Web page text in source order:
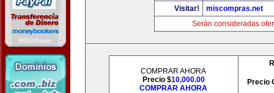
Visitar!
miscompras.net
Serán consideradas
COMPRAR AHORA
Precio $10,000.00
COMPRAR AHORA
Precio